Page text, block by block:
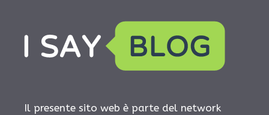
Il presente sito web è parte del network